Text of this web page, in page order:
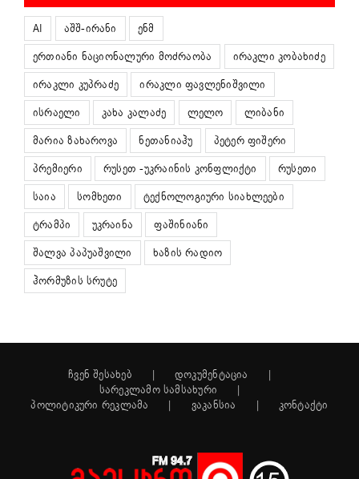
AI აშშ-ირანი
ენმ
ერთიანი ნაციონალური მოძრაობა
ირაკლი კობახიძე
ირაკლი კუპრაძე
ირაკლი ფავლენიშვილი
ისრაელი
კახა კალაძე ლელო
ლიბანი
მარია ზახაროვა
ნეთანიაჰუ
პეტერ ფიშერი
პრემიერი
რუსეთ -უკრაინის კონფლიქტი
რუსეთი
საია
სომხეთი
ტექნოლოგიური სიახლეები
ტრამპი
უკრაინა
ფაშინიანი
შალვა პაპუაშვილი
ხაზის რადიო
ჰორმუზის სრუტე
ჩვენ შესახებ
დოკუმენტაცია
სარეკლამო სამსახური
პოლიტიკური რეკლამა
ვაკანსია კონტაქტი